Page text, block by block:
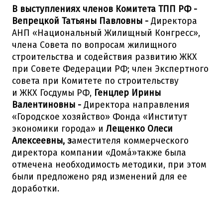
В выступлениях членов Комитета ТПП РФ -
Вепрецкой Татьяны Павловны - Директора
АНП «Национальный Жилищный Конгресс»,
члена Совета по вопросам жилищного
строительства и содействия развитию ЖКХ
при Совете Федерации РФ; член Экспертного
совета при Комитете по строительству
и ЖКХ Госдумы РФ, Генцлер Ирины
Валентиновны - Директора направления
«Городское хозяйство» Фонда «Институт
экономики города» и Лещенко Олеси
Алексеевны, заместителя коммерческого
директора компании «Домá»также была
отмечена необходимость методики, при этом
были предложено ряд изменений для ее
доработки.